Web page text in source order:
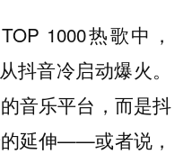
1000热歌中，
抖音冷启动爆火。
音乐平台，而是抖
延伸——或者说，